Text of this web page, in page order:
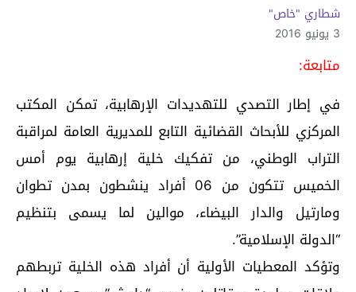
شطاري "خاص"
3 يونيو 2016
متابعة:
في إطار التصدي للتهديدات الإرهابية، تمكن المكتب
المركزي للأبحاث القضائية التابع للمديرية العامة لمراقبة
التراب الوطني، من تفكيك خلية إرهابية يوم أمس
الخميس تتكون من 06 أفراد ينشطون بمدن تطوان
ومارتيل والدار البيضاء، موالين لما يسمى بتنظيم
“الدولة الإسلامية”.
‏وتؤكد المعطيات الأولية أن أفراد هذه الخلية تربطهم